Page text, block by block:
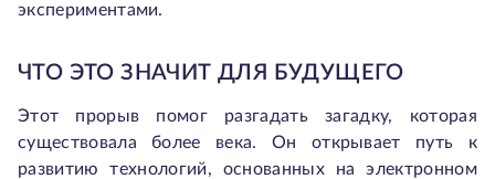
экспериментами.
ЧТО ЭТО ЗНАЧИТ ДЛЯ БУДУЩЕГО
Этот прорыв помог разгадать загадку, которая
существовала более века. Он открывает путь к
развитию технологий, основанных на электронном